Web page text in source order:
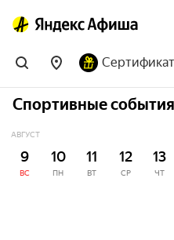
Спортивные
АВГУСТ
9
ВС
10
ПН
11
ВТ
12
СР
13
ЧТ